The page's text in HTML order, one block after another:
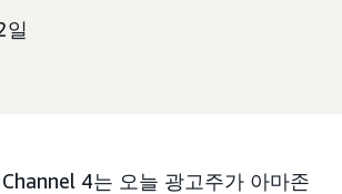
일
4는 오늘 광고주가 아마존